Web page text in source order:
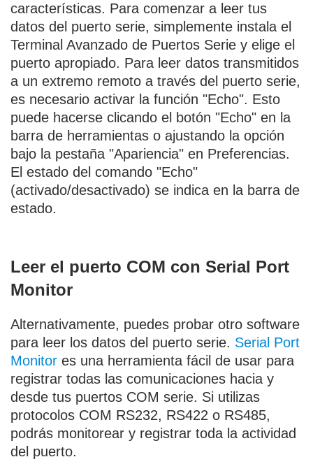
características. Para comenzar a leer tus
datos del puerto serie, simplemente instala el
Terminal Avanzado de Puertos Serie y elige el
puerto apropiado. Para leer datos transmitidos
a un extremo remoto a través del puerto serie,
es necesario activar la función "Echo". Esto
puede hacerse clicando el botón "Echo" en la
barra de herramientas o ajustando la opción
bajo la pestaña "Apariencia" en Preferencias.
El estado del comando "Echo"
(activado/desactivado) se indica en la barra de
estado.
Leer el puerto COM con Serial Port
Monitor
Alternativamente, puedes probar otro software
para leer los datos del puerto serie. Serial Port
Monitor es una herramienta fácil de usar para
registrar todas las comunicaciones hacia y
desde tus puertos COM serie. Si utilizas
protocolos COM RS232, RS422 o RS485,
podrás monitorear y registrar toda la actividad
del puerto.